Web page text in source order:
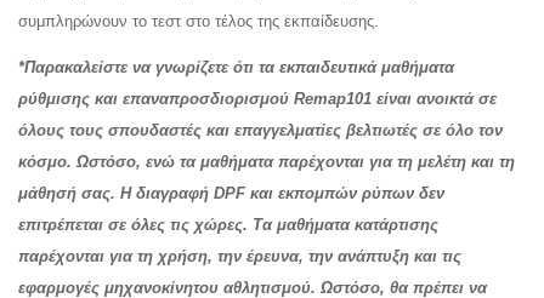
συμπληρώνουν το τεστ στο τέλος της εκπαίδευσης.
*Παρακαλείστε να γνωρίζετε ότι τα εκπαιδευτικά μαθήματα
ρύθμισης και επαναπροσδιορισμού Remap101 είναι ανοικτά σε
όλους τους σπουδαστές και επαγγελματίες βελτιωτές σε όλο τον
κόσμο. Ωστόσο, ενώ τα μαθήματα παρέχονται για τη μελέτη και τη
μάθησή σας. Η διαγραφή DPF και εκπομπών ρύπων δεν
επιτρέπεται σε όλες τις χώρες. Τα μαθήματα κατάρτισης
παρέχονται για τη χρήση, την έρευνα, την ανάπτυξη και τις
εφαρμογές μηχανοκίνητου αθλητισμού. Ωστόσο, θα πρέπει να